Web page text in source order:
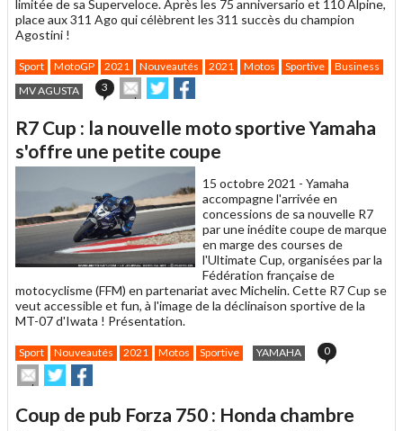
limitée de sa Superveloce. Après les 75 anniversario et 110 Alpine,
place aux 311 Ago qui célèbrent les 311 succès du champion
Agostini !
Sport MotoGP 2021 Nouveautés 2021 Motos Sportive
Business
MV AGUSTA
3
Envoyer
cet
à
un
ami
Partager
sur sur
R7 Cup : la nouvelle moto sportive Yamaha
s'offre une petite coupe
15 octobre 2021 - Yamaha
accompagne l'arrivée en
concessions de sa nouvelle R7
par une inédite coupe de marque
en marge des courses de
l'Ultimate Cup, organisées par la
Fédération française de
motocyclisme (FFM) en partenariat avec Michelin. Cette R7 Cup se
veut accessible et fun, à l'image de la déclinaison sportive de la
MT-07 d'Iwata ! Présentation.
Sport Nouveautés 2021 Motos Sportive YAMAHA 0
Envoyer
cet
à
Partager
sur
sur
Coup de pub Forza 750 : Honda chambre